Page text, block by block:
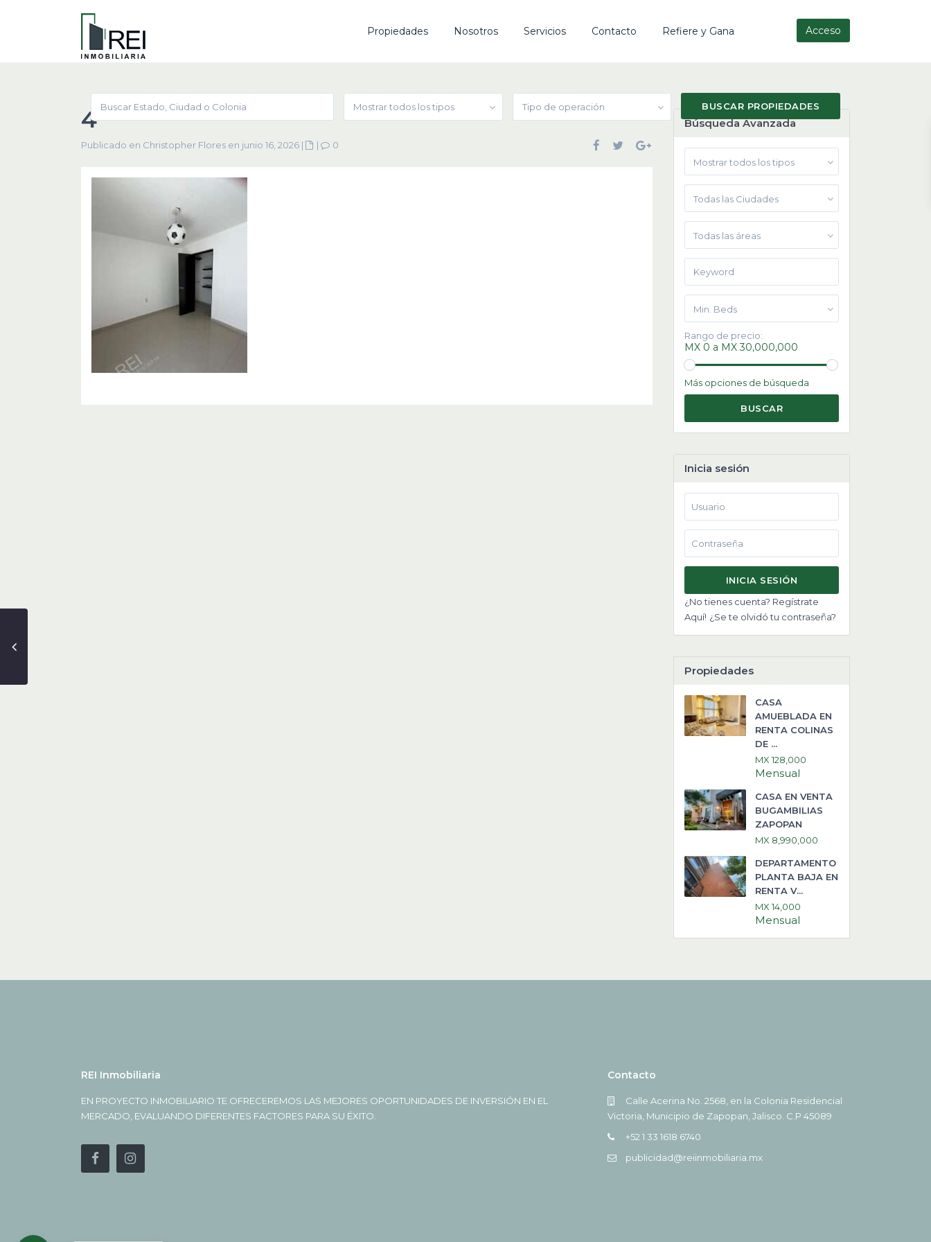
Acceso
Propiedades Nosotros Servicios Contacto Refiere y Gana
Mostrar todos los tipos Tipo de operación
4
Publicado en Christopher Flores en junio 16, 2026 | | 0
Búsqueda Avanzada
Mostrar todos los tipos
Todas las Ciudades
Todas las áreas
Min. Beds
Rango de precio:
MX 0 a MX 30,000,000
Más opciones de búsqueda
BUSCAR
Inicia sesión
INICIA SESIÓN
¿No tienes cuenta? Regístrate
Aquí! ¿Se te olvidó tu contraseña?
Propiedades
CASA
AMUEBLADA EN
RENTA COLINAS
DE ...
MX 128,000
Mensual
CASA EN VENTA
BUGAMBILIAS
ZAPOPAN
MX 8,990,000
DEPARTAMENTO
PLANTA BAJA EN
RENTA V...
MX 14,000
Mensual
REI Inmobiliaria
EN PROYECTO INMOBILIARIO TE OFRECEREMOS LAS MEJORES OPORTUNIDADES DE INVERSIÓN EN EL
MERCADO, EVALUANDO DIFERENTES FACTORES PARA SU ÉXITO.
Contacto
Calle Acerina No. 2568, en la Colonia Residencial
Victoria, Municipio de Zapopan, Jalisco. C.P 45089
+52 1 33 1618 6740
publicidad@reiinmobiliaria.mx